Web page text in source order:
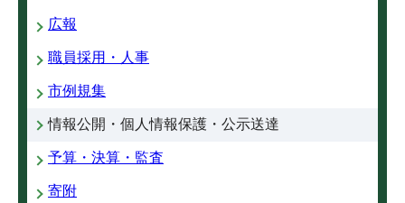
広報
職員採用・人事
市例規集
情報公開・個人情報保護・公示送達
予算・決算・監査
寄附